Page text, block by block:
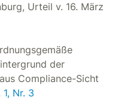
Urteil v. 16. März
der
Compliance-Sicht
Nr. 3